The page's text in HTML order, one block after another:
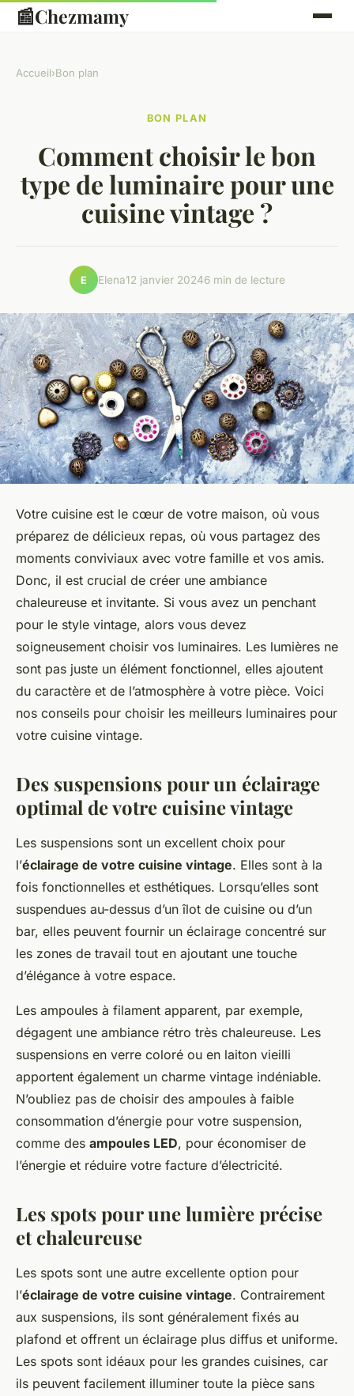
📰Chezmamy
Accueil›Bon plan
BON PLAN
Comment choisir le bon
type de luminaire pour une
cuisine vintage ?
E Elena12 janvier 20246 min de lecture
Votre cuisine est le cœur de votre maison, où vous
préparez de délicieux repas, où vous partagez des
moments conviviaux avec votre famille et vos amis.
Donc, il est crucial de créer une ambiance
chaleureuse et invitante. Si vous avez un penchant
pour le style vintage, alors vous devez
soigneusement choisir vos luminaires. Les lumières ne
sont pas juste un élément fonctionnel, elles ajoutent
du caractère et de l’atmosphère à votre pièce. Voici
nos conseils pour choisir les meilleurs luminaires pour
votre cuisine vintage.
Des suspensions pour un éclairage
optimal de votre cuisine vintage
Les suspensions sont un excellent choix pour
l’éclairage de votre cuisine vintage. Elles sont à la
fois fonctionnelles et esthétiques. Lorsqu’elles sont
suspendues au-dessus d’un îlot de cuisine ou d’un
bar, elles peuvent fournir un éclairage concentré sur
les zones de travail tout en ajoutant une touche
d’élégance à votre espace.
Les ampoules à filament apparent, par exemple,
dégagent une ambiance rétro très chaleureuse. Les
suspensions en verre coloré ou en laiton vieilli
apportent également un charme vintage indéniable.
N’oubliez pas de choisir des ampoules à faible
consommation d’énergie pour votre suspension,
comme des ampoules LED, pour économiser de
l’énergie et réduire votre facture d’électricité.
Les spots pour une lumière précise
et chaleureuse
Les spots sont une autre excellente option pour
l’éclairage de votre cuisine vintage. Contrairement
aux suspensions, ils sont généralement fixés au
plafond et offrent un éclairage plus diffus et uniforme.
Les spots sont idéaux pour les grandes cuisines, car
ils peuvent facilement illuminer toute la pièce sans